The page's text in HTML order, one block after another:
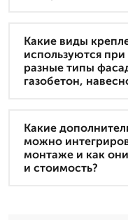
Какие виды
используются
разные типы
газобетон,
Какие
можно
монтаже и как
и стоимость?